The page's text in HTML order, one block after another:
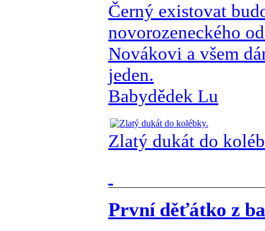
Černý existovat
novorozeneckého
Novákovi a všem
jeden.
Babydědek Lu
Zlatý dukát do
První děťátko z